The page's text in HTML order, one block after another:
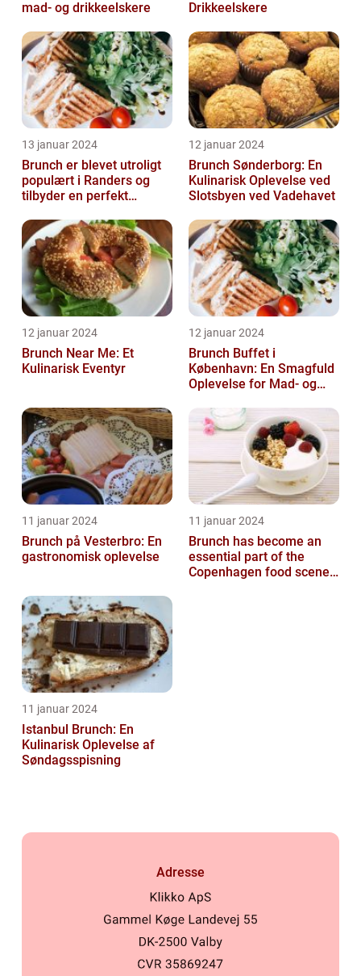
mad- og drikkeelskere Drikkeelskere
13 januar 2024
Brunch er blevet utroligt
populært i Randers og
tilbyder en perfekt
morgenmad og ...
12 januar 2024
Brunch Sønderborg: En
Kulinarisk Oplevelse ved
Slotsbyen ved Vadehavet
12 januar 2024
Brunch Near Me: Et
Kulinarisk Eventyr
12 januar 2024
Brunch Buffet i
København: En Smagfuld
Oplevelse for Mad- og
11 januar 2024
Brunch på Vesterbro: En
gastronomisk oplevelse
11 januar 2024
Brunch has become an
essential part of the
Copenhagen food scene,
11 januar 2024
Istanbul Brunch: En
Kulinarisk Oplevelse af
Søndagsspisning
Adresse